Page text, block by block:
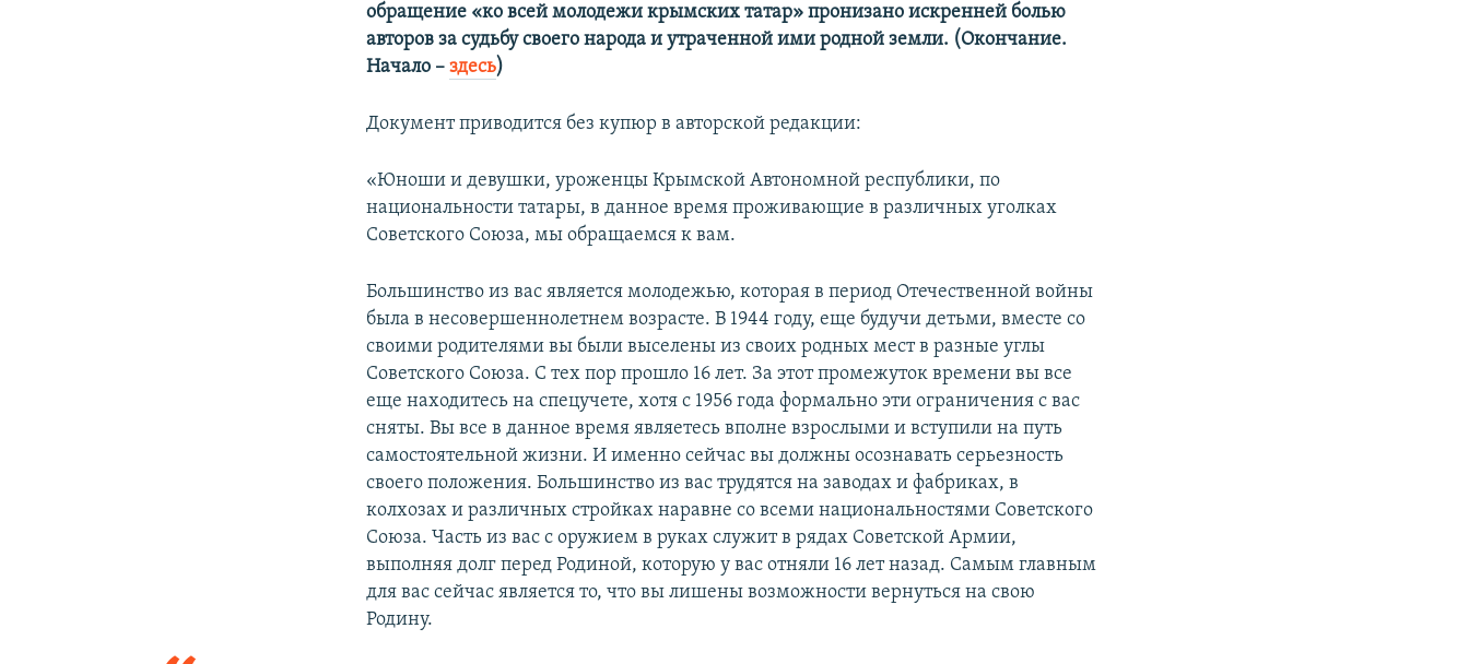
обращение «ко всей молодежи крымских татар» пронизано искренней болью
авторов за судьбу своего народа и утраченной ими родной земли. (Окончание.
Начало –здесь)
Документ приводится без купюр в авторской редакции:
«Юноши и девушки, уроженцы Крымской Автономной республики, по
национальности татары, в данное время проживающие в различных уголках
Советского Союза, мы обращаемся к вам.
Большинство из вас является молодежью, которая в период Отечественной войны
была в несовершеннолетнем возрасте. В 1944 году, еще будучи детьми, вместе со
своими родителями вы были выселены из своих родных мест в разные углы
Советского Союза. С тех пор прошло 16 лет. За этот промежуток времени вы все
еще находитесь на спецучете, хотя с 1956 года формально эти ограничения с вас
сняты. Вы все в данное время являетесь вполне взрослыми и вступили на путь
самостоятельной жизни. И именно сейчас вы должны осознавать серьезность
своего положения. Большинство из вас трудятся на заводах и фабриках, в
колхозах и различных стройках наравне со всеми национальностями Советского
Союза. Часть из вас с оружием в руках служит в рядах Советской Армии,
выполняя долг перед Родиной, которую у вас отняли 16 лет назад. Самым главным
для вас сейчас является то, что вы лишены возможности вернуться на свою
Родину.